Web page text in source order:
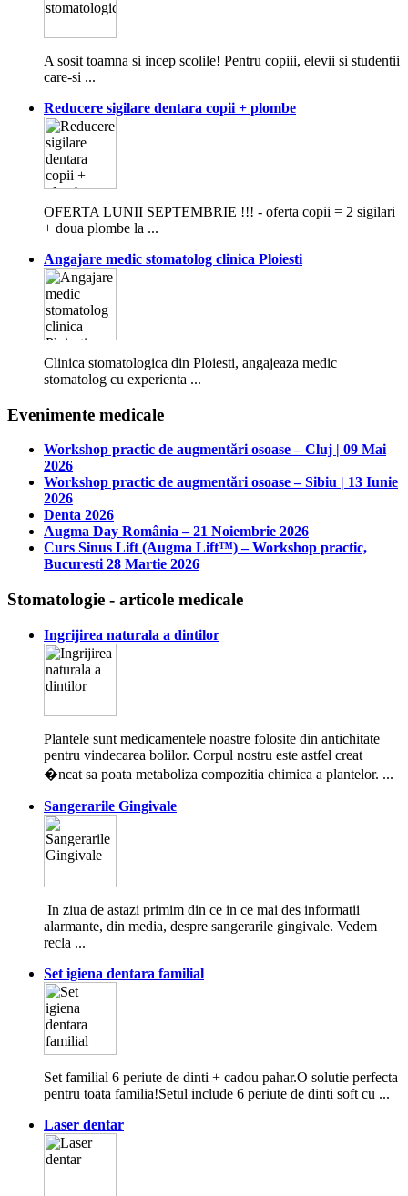
A sosit toamna si incep scolile! Pentru copiii, elevii si studentii
care-si ...
Reducere sigilare dentara copii + plombe
OFERTA LUNII SEPTEMBRIE !!! - oferta copii = 2 sigilari
+ doua plombe la ...
Angajare medic stomatolog clinica Ploiesti
Clinica stomatologica din Ploiesti, angajeaza medic
stomatolog cu experienta ...
Evenimente medicale
Workshop practic de augmentări osoase – Cluj | 09 Mai
2026
Workshop practic de augmentări osoase – Sibiu | 13 Iunie
2026
Denta 2026
Augma Day România – 21 Noiembrie 2026
Curs Sinus Lift (Augma Lift™) – Workshop practic,
Bucuresti 28 Martie 2026
Stomatologie - articole medicale
Ingrijirea naturala a dintilor
Plantele sunt medicamentele noastre folosite din antichitate
pentru vindecarea bolilor. Corpul nostru este astfel creat
�ncat sa poata metaboliza compozitia chimica a plantelor. ...
Sangerarile Gingivale
In ziua de astazi primim din ce in ce mai des informatii
alarmante, din media, despre sangerarile gingivale. Vedem
recla ...
Set igiena dentara familial
Set familial 6 periute de dinti + cadou pahar.O solutie perfecta
pentru toata familia!Setul include 6 periute de dinti soft cu ...
Laser dentar